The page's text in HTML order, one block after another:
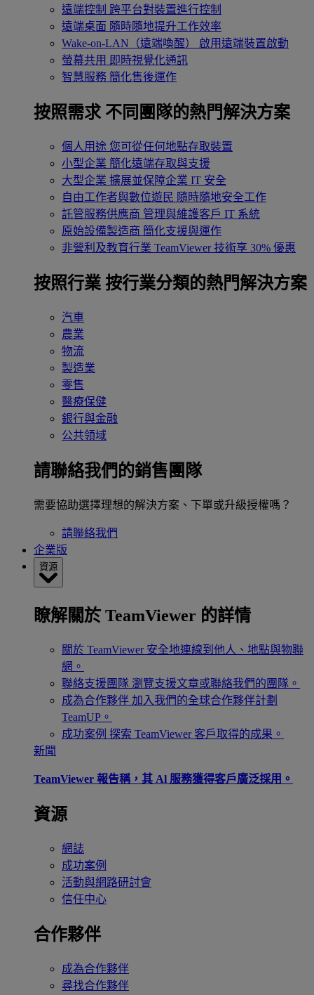
遠端控制 跨平台對裝置進行控制
遠端桌面 隨時隨地提升工作效率
Wake-on-LAN（遠端喚醒）
啟用遠端裝置啟動
螢幕共用 即時視覺化通訊
智慧服務 簡化售後運作
按照需求 不同團隊的熱門解決方案
個人用途 您可從任何地點存取裝置
小型企業 簡化遠端存取與支援
大型企業 擴展並保障企業 IT 安全
自由工作者與數位遊民 隨時隨地安全工作
託管服務供應商 管理與維護客戶 IT 系統
原始設備製造商 簡化支援與運作
非營利及教育行業 TeamViewer 技術享 30% 優惠
按照行業 按行業分類的熱門解決方案
汽車
農業
物流
製造業
零售
醫療保健
銀行與金融
公共領域
請聯絡我們的銷售團隊
需要協助選擇理想的解決方案、下單或升級授權嗎？
請聯絡我們
企業版
資源
瞭解關於 TeamViewer 的詳情
關於 TeamViewer 安全地連線到他人、地點與物聯
網。
聯絡支援團隊 瀏覽支援文章或聯絡我們的團隊。
成為合作夥伴 加入我們的全球合作夥伴計劃
TeamUP。
成功案例 探索 TeamViewer 客戶取得的成果。
新聞
TeamViewer 報告稱，其 Al 服務獲得客戶廣泛採用。
資源
網誌
成功案例
活動與網路研討會
信任中心
合作夥伴
成為合作夥伴
尋找合作夥伴